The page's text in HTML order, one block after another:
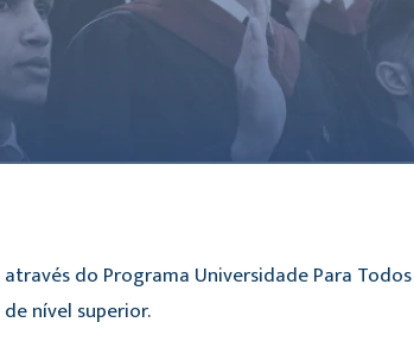
do Programa Universidade Para
nível superior.